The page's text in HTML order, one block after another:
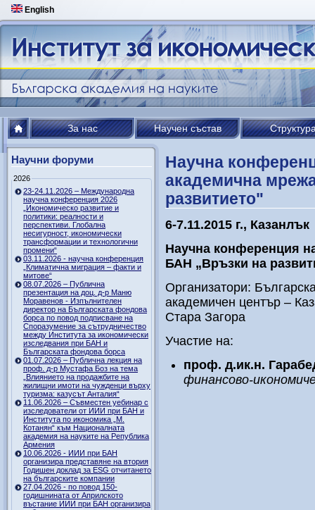
English
За нас Научен състав
Научни форуми
2026
23-24.11.2026 – Международна
научна конференция 2026
„Икономическо развитие и
политики: реалности и
перспективи. Глобална
несигурност, икономически
трансформации и технологични
промени“
03.11.2026 - научна конференция
„Климатична миграция – факти и
митове“
08.07.2026 – Публична
презентация на доц. д-р Маню
Моравенов - Изпълнителен
директор на Българската фондова
борса по повод подписване на
Споразумение за сътрудничество
между Института за икономически
изследвания при БАН и
Българската фондова борса
01.07.2026 – Публична лекция на
проф. д-р Мустафа Боз на тема
„Влиянието на продажбите на
жилищни имоти на чужденци върху
туризма: казусът Анталия“
11.06.2026 – Съвместен уебинар с
изследователи от ИИИ при БАН и
Института по икономика „М.
Котанян“ към Националната
академия на науките на Република
Армения
10.06.2026 - ИИИ при БАН
организира представяне на втория
Годишен доклад за ESG отчитането
на българските компании
27.04.2026 - по повод 150-
годишнината от Априлското
въстание ИИИ при БАН организира
Научна
академична
развитието"
6-7.11.2015 г., Казанлък
Научна конференция
БАН „Връзки на
Организатори:
академичен център –
Стара Загора
Участие на:
проф. д.ик.н.
финансово-